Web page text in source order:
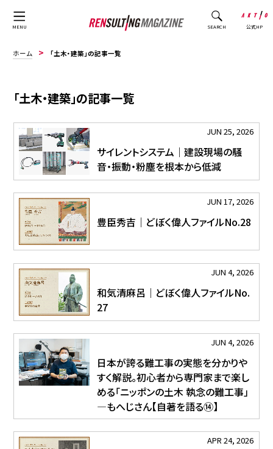
MENU SEARCH 公式HP
ホーム 「土木・建築」の記事一覧
「土木・建築」の記事一覧
JUN 25, 2026
サイレントシステム｜建設現場の騒
音・振動・粉塵を根本から低減
JUN 17, 2026
豊臣秀吉｜どぼく偉人ファイルNo.28
JUN 4, 2026
和気清麻呂｜どぼく偉人ファイルNo.
27
JUN 4, 2026
日本が誇る難工事の実態を分かりや
すく解説。初心者から専門家まで楽し
める「ニッポンの土木 執念の難工事」
―もへじさん【自著を語る⑭】
APR 24, 2026